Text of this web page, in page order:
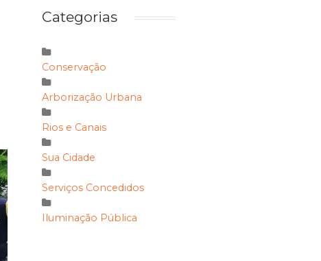
Categorias
Conservação
Arborização Urbana
Rios e Canais
Sua Cidade
Serviços Concedidos
Iluminação Pública